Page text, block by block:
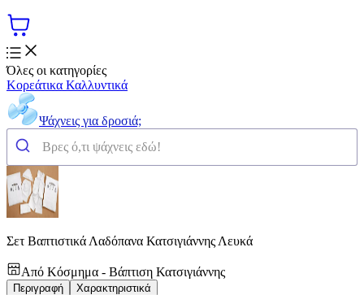
Όλες οι κατηγορίες
Κορεάτικα Καλλυντικά
Ψάχνεις για δροσιά;
Σετ Βαπτιστικά Λαδόπανα Κατσιγιάννης Λευκά
Από Κόσμημα - Βάπτιση Κατσιγιάννης
Περιγραφή Χαρακτηριστικά